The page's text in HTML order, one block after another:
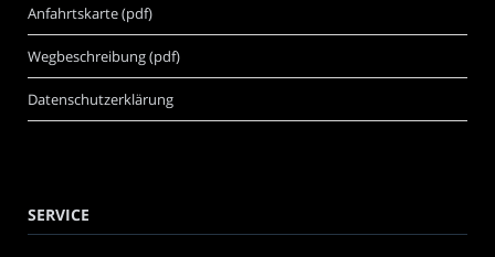
Anfahrtskarte (pdf)
Wegbeschreibung (pdf)
Datenschutzerklärung
SERVICE